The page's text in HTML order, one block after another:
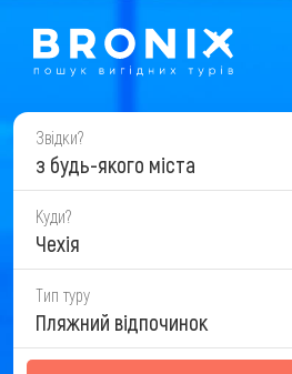
Звідки?
з будь-якого міста
Куди?
Чехія
Тип туру
Пляжний відпочинок